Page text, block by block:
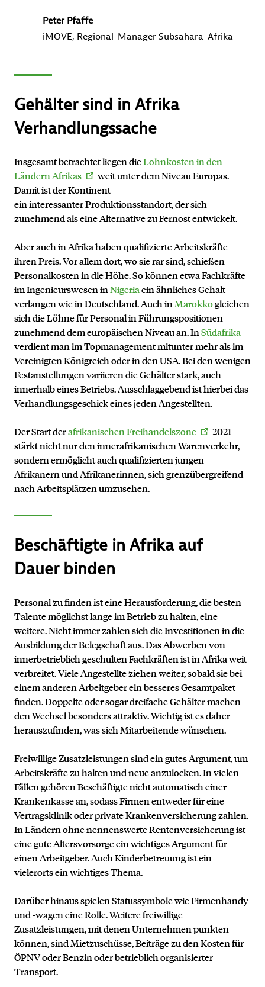
Peter Pfaffe
iMOVE, Regional-Manager Subsahara-Afrika
Gehälter sind in Afrika
Verhandlungssache
Insgesamt betrachtet liegen dieLohnkosten in den
Ländern Afrikas
weit unter dem Niveau Europas.
Damit ist der Kontinent
ein interessanter Produktionsstandort, der sich
zunehmend als eine Alternative zu Fernost entwickelt.
Aber auch in Afrika haben qualifizierte Arbeitskräfte
ihren Preis. Vor allem dort, wo sie rar sind, schießen
Personalkosten in die Höhe. So können etwa Fachkräfte
im Ingenieurswesen inNigeriaein ähnliches Gehalt
verlangen wie in Deutschland. Auch in Marokkogleichen
sich die Löhne für Personal in Führungspositionen
zunehmend dem europäischen Niveau an. InSüdafrika
verdient man im Topmanagement mitunter mehr als im
Vereinigten Königreich oder in den USA. Bei den wenigen
Festanstellungen variieren die Gehälter stark, auch
innerhalb eines Betriebs. Ausschlaggebend ist hierbei das
Verhandlungsgeschick eines jeden Angestellten.
Der Start derafrikanischen Freihandelszone
2021
stärkt nicht nur den innerafrikanischen Warenverkehr,
sondern ermöglicht auch qualifizierten jungen
Afrikanern und Afrikanerinnen, sich grenzübergreifend
nach Arbeitsplätzen umzusehen.
Beschäftigte in Afrika auf
Dauer binden
Personal zu finden ist eine Herausforderung, die besten
Talente möglichst lange im Betrieb zu halten, eine
weitere. Nicht immer zahlen sich die Investitionen in die
Ausbildung der Belegschaft aus. Das Abwerben von
innerbetrieblich geschulten Fachkräften ist in Afrika weit
verbreitet. Viele Angestellte ziehen weiter, sobald sie bei
einem anderen Arbeitgeber ein besseres Gesamtpaket
finden. Doppelte oder sogar dreifache Gehälter machen
den Wechsel besonders attraktiv. Wichtig ist es daher
herauszufinden, was sich Mitarbeitende wünschen.
Freiwillige Zusatzleistungen sind ein gutes Argument, um
Arbeitskräfte zu halten und neue anzulocken. In vielen
Fällen gehören Beschäftigte nicht automatisch einer
Krankenkasse an, sodass Firmen entweder für eine
Vertragsklinik oder private Krankenversicherung zahlen.
In Ländern ohne nennenswerte Rentenversicherung ist
eine gute Altersvorsorge ein wichtiges Argument für
einen Arbeitgeber. Auch Kinderbetreuung ist ein
vielerorts ein wichtiges Thema.
Darüber hinaus spielen Statussymbole wie Firmenhandy
und -wagen eine Rolle. Weitere freiwillige
Zusatzleistungen, mit denen Unternehmen punkten
können, sind Mietzuschüsse, Beiträge zu den Kosten für
ÖPNV oder Benzin oder betrieblich organisierter
Transport.